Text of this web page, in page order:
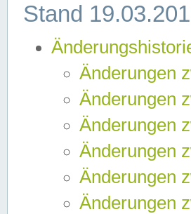
Stand
Änderungen
Änderungen
Änderungen
Änderungen
Änderungen
Änderungen